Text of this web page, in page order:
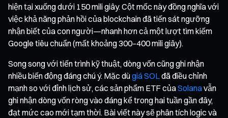
hiện tại xuống dưới 150 mili giây. Cột mốc này đồng nghĩa với
việc khả năng phản hồi của blockchain đã tiến sát ngưỡng
nhận biết của con người—nhanh hơn cả một lượt tìm kiếm
Google tiêu chuẩn (mất khoảng 300–400 mili giây).
Song song với tiến trình kỹ thuật, dòng vốn cũng ghi nhận
nhiều biến động đáng chú ý. Mặc dùgiá SOLđã điều chỉnh
mạnh so với đỉnh lịch sử, các sản phẩm ETF củaSolanavẫn
ghi nhận dòng vốn ròng vào đáng kể trong hai tuần gần đây,
đạt mức cao mới tạm thời. Bài viết này sẽ phân tích logic và